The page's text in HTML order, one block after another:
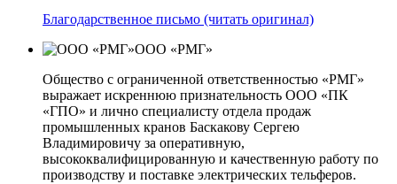
Благодарственное письмо (читать оригинал)
ООО «РМГ»
Общество с ограниченной ответственностью «РМГ»
выражает искреннюю признательность ООО «ПК
«ГПО» и лично специалисту отдела продаж
промышленных кранов Баскакову Сергею
Владимировичу за оперативную,
высококвалифицированную и качественную работу по
производству и поставке электрических тельферов.